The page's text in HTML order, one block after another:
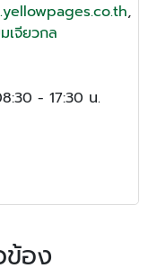
,
เจียวกล
- 17:30 น.
ข้อง